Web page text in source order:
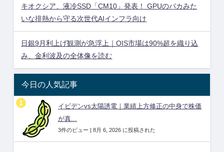
キオクシア、液冷SSD「CM10」発表！ GPUのバカみた
いな排熱から守る次世代AIインフラ向け
日銀9月利上げ観測が急浮上｜OIS市場は90%超を織り込
み、金利波及の全体像を読む
今日の人気記事
イビデンvs太陽誘電｜業績上方修正の中身で株価
が真...
3件のビュー | 8月 6, 2026 に投稿された